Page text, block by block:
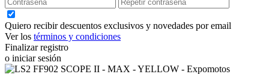
Quiero recibir descuentos exclusivos y novedades por email
Ver los términos y condiciones
Finalizar registro
o iniciar sesión